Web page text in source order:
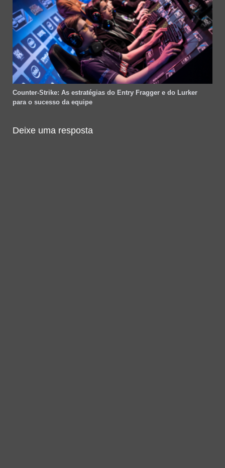
Counter-Strike: As estratégias do Entry Fragger e do Lurker
para o sucesso da equipe
Deixe uma resposta